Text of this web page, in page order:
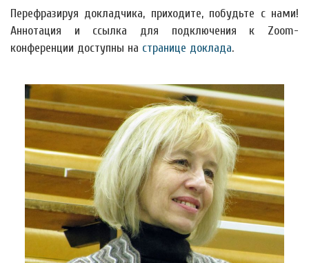
Перефразируя докладчика, приходите, побудьте с нами!
Аннотация и ссылка для подключения к Zoom-
конференции доступны на странице доклада.